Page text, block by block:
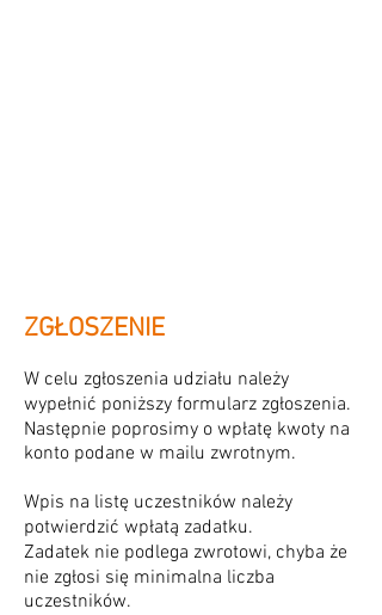
ZGŁOSZENIE
W celu zgłoszenia udziału należy
wypełnić poniższy formularz zgłoszenia.
Następnie poprosimy o wpłatę kwoty na
konto podane w mailu zwrotnym.
Wpis na listę uczestników należy
potwierdzić wpłatą zadatku.
Zadatek nie podlega zwrotowi, chyba że
nie zgłosi się minimalna liczba
uczestników.